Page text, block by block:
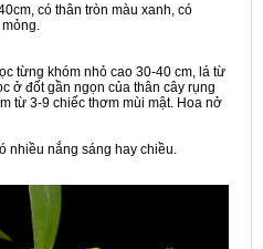
có thân tròn màu xanh, có
từng khóm nhỏ cao 30-40 cm, lá từ
ở đốt gần ngọn của thân cây rụng
từ 3-9 chiếc thơm mùi mật. Hoa nở
nhiều nắng sáng hay chiều.